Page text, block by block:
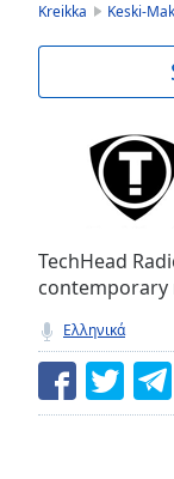
Current
TypeLIVE
Seek to
currently
behind
LIVE
Remaining
Time-
Kreikka Keski-
TechHead
contemporary
Ελληνικά